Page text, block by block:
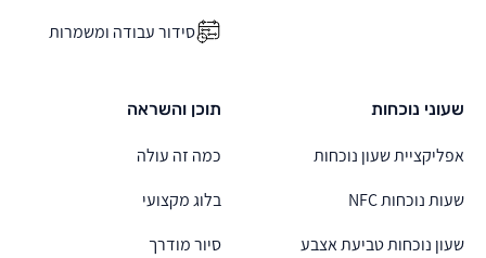
סידור עבודה ומשמרות
שעוני נוכחות
אפליקציית שעון נוכחות
שעות נוכחות NFC
שעון נוכחות טביעת אצבע
תוכן והשראה
כמה זה עולה
בלוג מקצועי
סיור מודרך